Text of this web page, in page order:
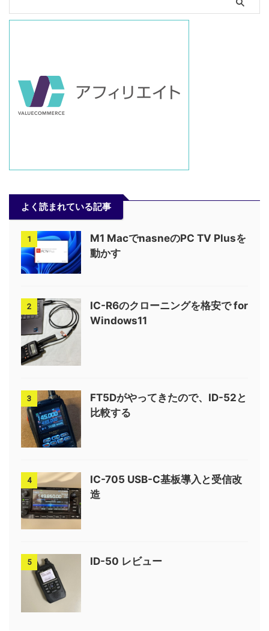
よく読まれている記事
1
M1 MacでnasneのPC TV Plusを
動かす
2
IC-R6のクローニングを格安で for
Windows11
3
FT5Dがやってきたので、ID-52と
比較する
4
IC-705 USB-C基板導入と受信改
造
5 ID-50 レビュー